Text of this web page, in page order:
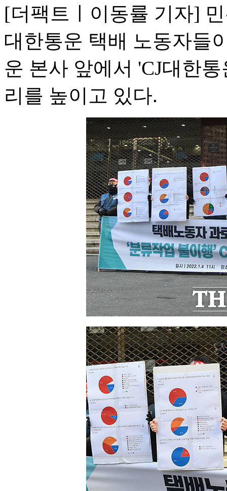
[더팩트ㅣ이동률 기자]
대한통운 택배 노동자들
운 본사 앞에서 'CJ대한
리를 높이고 있다.